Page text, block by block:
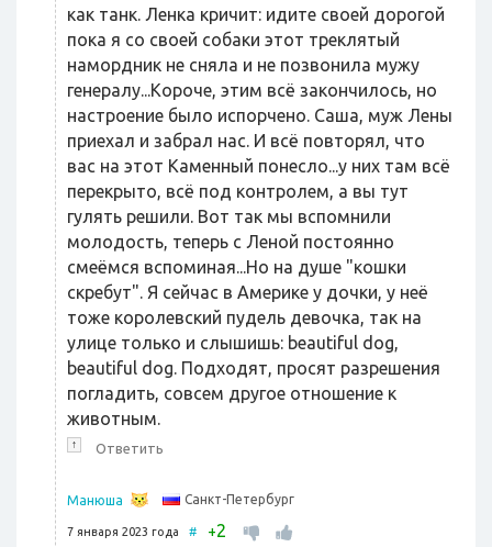
как танк. Ленка кричит: идите своей дорогой
пока я со своей собаки этот треклятый
намордник не сняла и не позвонила мужу
генералу...Короче, этим всё закончилось, но
настроение было испорчено. Саша, муж Лены
приехал и забрал нас. И всё повторял, что
вас на этот Каменный понесло...у них там всё
перекрыто, всё под контролем, а вы тут
гулять решили. Вот так мы вспомнили
молодость, теперь с Леной постоянно
смеёмся вспоминая...Но на душе "кошки
скребут". Я сейчас в Америке у дочки, у неё
тоже королевский пудель девочка, так на
улице только и слышишь: beautiful dog,
beautiful dog. Подходят, просят разрешения
погладить, совсем другое отношение к
животным.
↑ Ответить
Манюша Санкт-Петербург
7 января 2023 года # +2